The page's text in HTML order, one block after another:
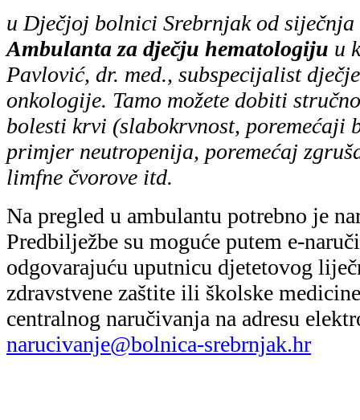
u Dječjoj bolnici Srebrnjak od
Ambulanta za dječju hematologiju u
Pavlović, dr. med., subspecijalist
onkologije. Tamo možete dobiti
bolesti krvi (slabokrvnost, poremećaji
primjer neutropenija, poremećaj
limfne čvorove itd.
Na pregled u ambulantu potrebno je
Predbilježbe su moguće putem e-
odgovarajuću uputnicu djetetovog
zdravstvene zaštite ili školske
centralnog naručivanja na adresu
narucivanje@bolnica-srebrnjak.hr